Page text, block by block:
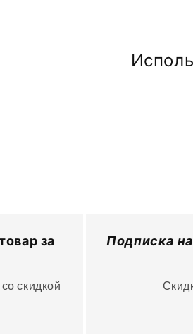
за
скидкой
Подписка